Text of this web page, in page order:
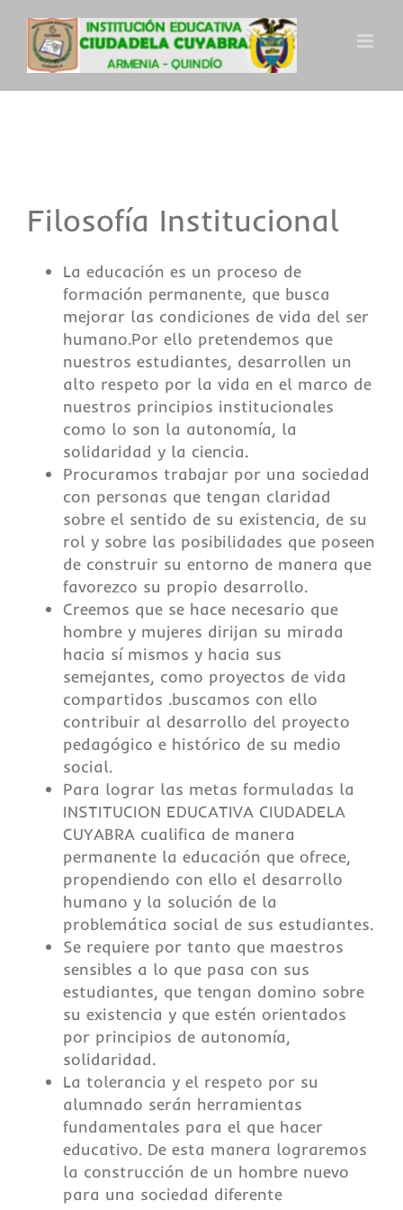
Skip
content
Filosofía Institucional
La educación es un proceso de
formación permanente, que busca
mejorar las condiciones de vida del ser
humano.Por ello pretendemos que
nuestros estudiantes, desarrollen un
alto respeto por la vida en el marco de
nuestros principios institucionales
como lo son la autonomía, la
solidaridad y la ciencia.
Procuramos trabajar por una sociedad
con personas que tengan claridad
sobre el sentido de su existencia, de su
rol y sobre las posibilidades que poseen
de construir su entorno de manera que
favorezco su propio desarrollo.
Creemos que se hace necesario que
hombre y mujeres dirijan su mirada
hacia sí mismos y hacia sus
semejantes, como proyectos de vida
compartidos .buscamos con ello
contribuir al desarrollo del proyecto
pedagógico e histórico de su medio
social.
Para lograr las metas formuladas la
INSTITUCION EDUCATIVA CIUDADELA
CUYABRA cualifica de manera
permanente la educación que ofrece,
propendiendo con ello el desarrollo
humano y la solución de la
problemática social de sus estudiantes.
Se requiere por tanto que maestros
sensibles a lo que pasa con sus
estudiantes, que tengan domino sobre
su existencia y que estén orientados
por principios de autonomía,
solidaridad.
La tolerancia y el respeto por su
alumnado serán herramientas
fundamentales para el que hacer
educativo. De esta manera lograremos
la construcción de un hombre nuevo
para una sociedad diferente